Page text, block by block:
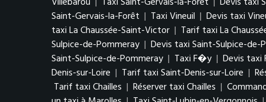
Saint-Gervais-la-Forêt | Taxi Vineuil | Devis taxi
taxi La Chaussée-Saint-Victor | Tarif taxi La
Sulpice-de-Pommeray | Devis taxi Saint-Sulpice-de-
Saint-Sulpice-de-Pommeray | Taxi F�y | Devis
Denis-sur-Loire | Tarif taxi Saint-Denis-sur-Loire |
Tarif taxi Chailles | Réserver taxi Chailles |